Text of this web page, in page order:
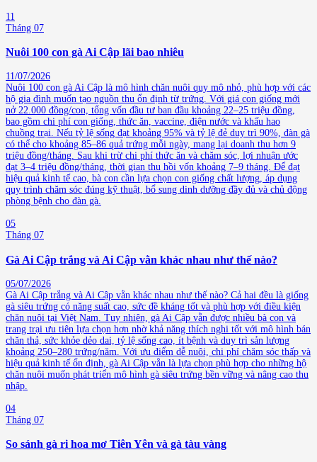
11
Tháng 07
Nuôi 100 con gà Ai Cập lãi bao nhiêu
11/07/2026
Nuôi 100 con gà Ai Cập là mô hình chăn nuôi quy mô nhỏ, phù hợp với các
hộ gia đình muốn tạo nguồn thu ổn định từ trứng. Với giá con giống mới
nở 22.000 đồng/con, tổng vốn đầu tư ban đầu khoảng 22–25 triệu đồng,
bao gồm chi phí con giống, thức ăn, vaccine, điện nước và khấu hao
chuồng trại. Nếu tỷ lệ sống đạt khoảng 95% và tỷ lệ đẻ duy trì 90%, đàn gà
có thể cho khoảng 85–86 quả trứng mỗi ngày, mang lại doanh thu hơn 9
triệu đồng/tháng. Sau khi trừ chi phí thức ăn và chăm sóc, lợi nhuận ước
đạt 3–4 triệu đồng/tháng, thời gian thu hồi vốn khoảng 7–9 tháng. Để đạt
hiệu quả kinh tế cao, bà con cần lựa chọn con giống chất lượng, áp dụng
quy trình chăm sóc đúng kỹ thuật, bổ sung dinh dưỡng đầy đủ và chủ động
phòng bệnh cho đàn gà.
05
Tháng 07
Gà Ai Cập trắng và Ai Cập vằn khác nhau như thế nào?
05/07/2026
Gà Ai Cập trắng và Ai Cập vằn khác nhau như thế nào? Cả hai đều là giống
gà siêu trứng có năng suất cao, sức đề kháng tốt và phù hợp với điều kiện
chăn nuôi tại Việt Nam. Tuy nhiên, gà Ai Cập vằn được nhiều bà con và
trang trại ưu tiên lựa chọn hơn nhờ khả năng thích nghi tốt với mô hình bán
chăn thả, sức khỏe dẻo dai, tỷ lệ sống cao, ít bệnh và duy trì sản lượng
khoảng 250–280 trứng/năm. Với ưu điểm dễ nuôi, chi phí chăm sóc thấp và
hiệu quả kinh tế ổn định, gà Ai Cập vằn là lựa chọn phù hợp cho những hộ
chăn nuôi muốn phát triển mô hình gà siêu trứng bền vững và nâng cao thu
nhập.
04
Tháng 07
So sánh gà ri hoa mơ Tiên Yên và gà tàu vàng